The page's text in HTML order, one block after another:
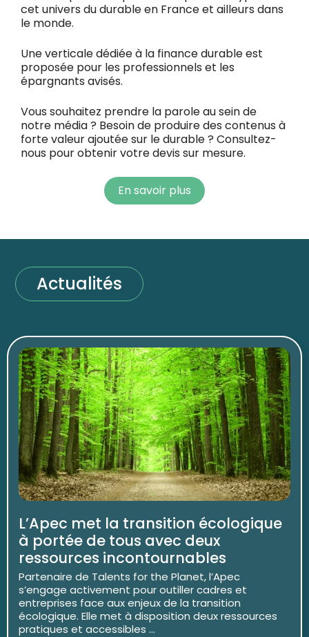
cet univers du durable en France et ailleurs dans
le monde.
Une verticale dédiée à la finance durable est
proposée pour les professionnels et les
épargnants avisés.
Vous souhaitez prendre la parole au sein de
notre média ? Besoin de produire des contenus à
forte valeur ajoutée sur le durable ? Consultez-
nous pour obtenir votre devis sur mesure.
En savoir plus
Actualités
L’Apec met la transition écologique
à portée de tous avec deux
ressources incontournables
Partenaire de Talents for the Planet, l’Apec
s’engage activement pour outiller cadres et
entreprises face aux enjeux de la transition
écologique. Elle met à disposition deux ressources
pratiques et accessibles ...